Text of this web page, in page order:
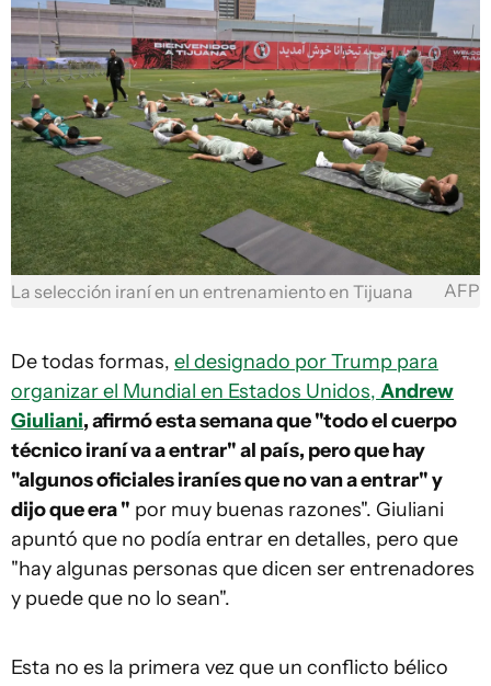
La selección iraní en un entrenamiento en Tijuana AFP
De todas formas, el designado por Trump para
organizar el Mundial en Estados Unidos, Andrew
Giuliani, afirmó esta semana que "todo el cuerpo
técnico iraní va a entrar" al país, pero que hay
"algunos oficiales iraníes que no van a entrar" y
dijo que era " por muy buenas razones". Giuliani
apuntó que no podía entrar en detalles, pero que
"hay algunas personas que dicen ser entrenadores
y puede que no lo sean".
Esta no es la primera vez que un conflicto bélico